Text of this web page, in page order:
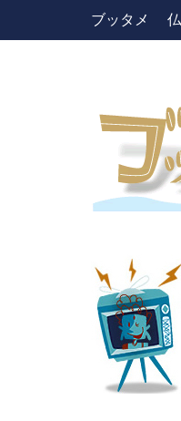
ブッタメ 仏